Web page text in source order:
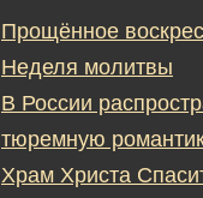
Прощённое
Неделя молитвы
В России
тюремную
Храм Христа